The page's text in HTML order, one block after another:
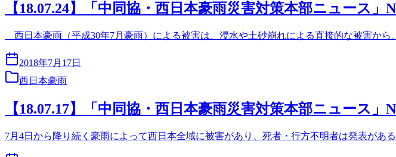
【18.07.24】「中同協・西日本豪雨災害対策本部ニュース」
西日本豪雨（平成30年7月豪雨）による被害は、浸水や土砂崩れによる直接的な被害か
2018年7月17日
西日本豪雨
【18.07.17】「中同協・西日本豪雨災害対策本部ニュース」
7月4日から降り続く豪雨によって西日本全域に被害があり、死者・行方不明者は発表が